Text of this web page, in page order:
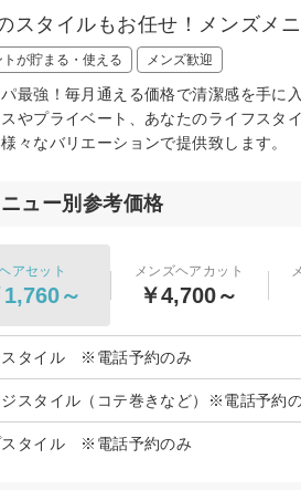
スタイルもお任せ！メンズメ
トが貯まる・使える メンズ歓迎
パ最強！毎月通える価格で清潔感を手
やプライベート、あなたのライフスタ
々なバリエーションで提供致します。
ュー別参考価格
アセット
1,760～
メンズヘアカット
￥4,700～
スタイル ※電話予約のみ
スタイル（コテ巻きなど）※電話予約
スタイル ※電話予約のみ